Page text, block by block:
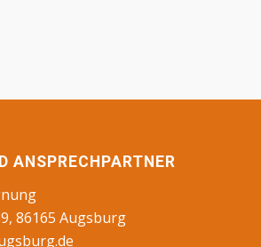
ANSPRECHPARTNER
86165 Augsburg